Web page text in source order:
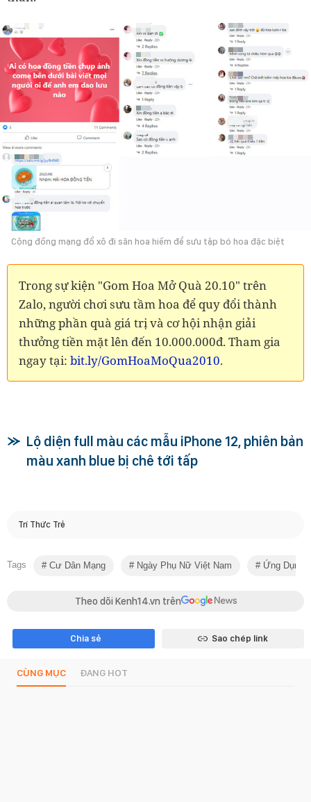
Cộng đồng mạng đổ xô đi săn hoa hiếm để sưu tập bó hoa đặc biệt
Trong sự kiện "Gom Hoa Mở Quà 20.10" trên
Zalo, người chơi sưu tầm hoa để quy đổi thành
những phần quà giá trị và cơ hội nhận giải
thưởng tiền mặt lên đến 10.000.000đ. Tham gia
ngay tại: bit.ly/GomHoaMoQua2010.
Lộ diện full màu các mẫu iPhone 12, phiên bản
màu xanh blue bị chê tới tấp
Trí Thức Trẻ
Tags Cư Dân Mạng Ngày Phụ Nữ Việt Nam Ứng Dụng
Theo dõi Kenh14.vn trên
Chia sẻ Sao chép link
CÙNG MỤC ĐANG HOT